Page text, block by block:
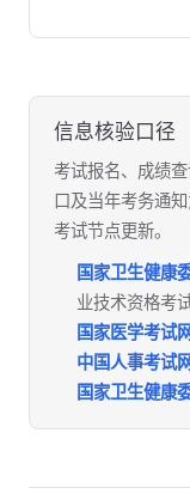
信息核验口径
考试报名、成绩
口及当年考务通
考试节点更新。
国家卫生健康
业技术资格考
国家医学考试网
中国人事考试网
国家卫生健康